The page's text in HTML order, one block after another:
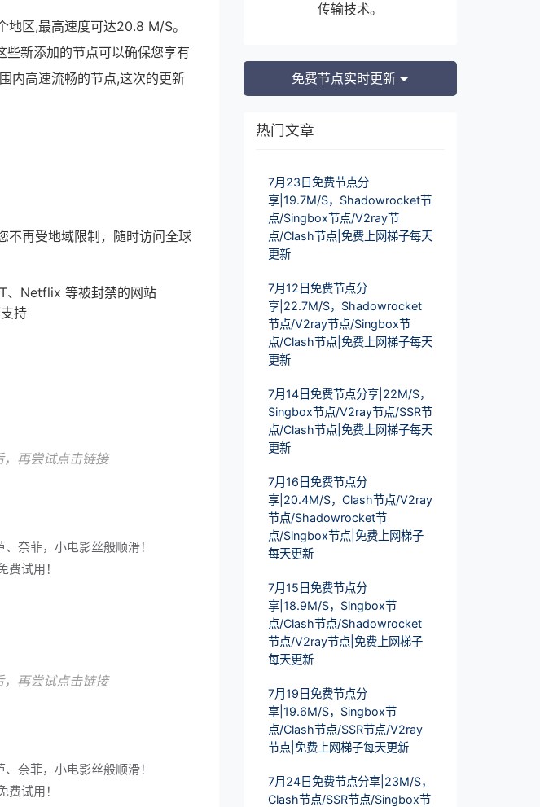
区,最高速度可达20.8 M/S。
新添加的节点可以确保您享有
内高速流畅的节点,这次的更新
不再受地域限制，随时访问全球
、Netflix 等被封禁的网站
持
再尝试点击链接
奈菲，小电影丝般顺滑！
试用！
再尝试点击链接
奈菲，小电影丝般顺滑！
试用！
传输技术。
免费节点实时更新
热门文章
7月23日免费节点分
享|19.7M/S，Shadowrocket节
点/Singbox节点/V2ray节
点/Clash节点|免费上网梯子每天
更新
7月12日免费节点分
享|22.7M/S，Shadowrocket
节点/V2ray节点/Singbox节
点/Clash节点|免费上网梯子每天
更新
7月14日免费节点分享|22M/S，
Singbox节点/V2ray节点/SSR节
点/Clash节点|免费上网梯子每天
更新
7月16日免费节点分
享|20.4M/S，Clash节点/V2ray
节点/Shadowrocket节
点/Singbox节点|免费上网梯子
每天更新
7月15日免费节点分
享|18.9M/S，Singbox节
点/Clash节点/Shadowrocket
节点/V2ray节点|免费上网梯子
每天更新
7月19日免费节点分
享|19.6M/S，Singbox节
点/Clash节点/SSR节点/V2ray
节点|免费上网梯子每天更新
7月24日免费节点分享|23M/S，
Clash节点/SSR节点/Singbox节